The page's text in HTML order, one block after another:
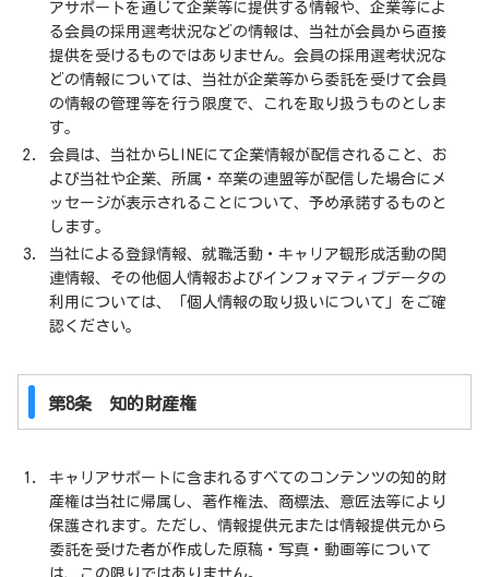
アサポートを通じて企業等に提供する情報や、企業等によ
る会員の採用選考状況などの情報は、当社が会員から直接
提供を受けるものではありません。会員の採用選考状況な
どの情報については、当社が企業等から委託を受けて会員
の情報の管理等を行う限度で、これを取り扱うものとしま
す。
会員は、当社からLINEにて企業情報が配信されること、お
よび当社や企業、所属・卒業の連盟等が配信した場合にメ
ッセージが表示されることについて、予め承諾するものと
します。
当社による登録情報、就職活動・キャリア観形成活動の関
連情報、その他個人情報およびインフォマティブデータの
利用については、「個人情報の取り扱いについて」をご確
認ください。
第8条 知的財産権
キャリアサポートに含まれるすべてのコンテンツの知的財
産権は当社に帰属し、著作権法、商標法、意匠法等により
保護されます。ただし、情報提供元または情報提供元から
委託を受けた者が作成した原稿・写真・動画等について
は、この限りではありません。